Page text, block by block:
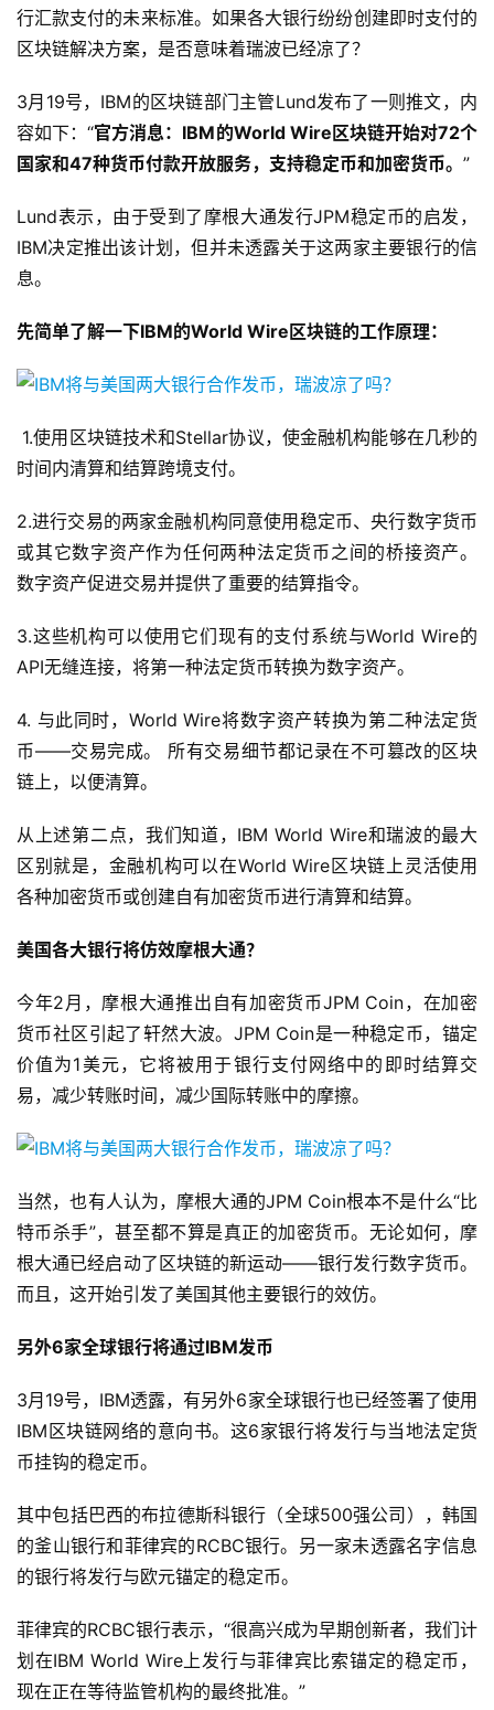
行汇款支付的未来标准。如果各大银行纷纷创建即时支付的
区块链解决方案，是否意味着瑞波已经凉了？
3月19号，IBM的区块链部门主管Lund发布了一则推文，内
容如下：“官方消息：IBM的World Wire区块链开始对72个
国家和47种货币付款开放服务，支持稳定币和加密货币。 ”
Lund表示，由于受到了摩根大通发行JPM稳定币的启发，
IBM决定推出该计划，但并未透露关于这两家主要银行的信
息。
先简单了解一下IBM的World Wire区块链的工作原理：
1.使用区块链技术和Stellar协议，使金融机构能够在几秒的
时间内清算和结算跨境支付。
2.进行交易的两家金融机构同意使用稳定币、央行数字货币
或其它数字资产作为任何两种法定货币之间的桥接资产。
数字资产促进交易并提供了重要的结算指令。
3.这些机构可以使用它们现有的支付系统与World Wire的
API无缝连接，将第一种法定货币转换为数字资产。
4. 与此同时，World Wire将数字资产转换为第二种法定货
币——交易完成。 所有交易细节都记录在不可篡改的区块
链上，以便清算。
从上述第二点，我们知道，IBM World Wire和瑞波的最大
区别就是，金融机构可以在World Wire区块链上灵活使用
各种加密货币或创建自有加密货币进行清算和结算。
美国各大银行将仿效摩根大通？
今年2月，摩根大通推出自有加密货币JPM Coin，在加密
货币社区引起了轩然大波。JPM Coin是一种稳定币，锚定
价值为1美元，它将被用于银行支付网络中的即时结算交
易，减少转账时间，减少国际转账中的摩擦。
当然，也有人认为，摩根大通的JPM Coin根本不是什么“比
特币杀手”，甚至都不算是真正的加密货币。无论如何，摩
根大通已经启动了区块链的新运动——银行发行数字货币。
而且，这开始引发了美国其他主要银行的效仿。
另外6家全球银行将通过IBM发币
3月19号，IBM透露，有另外6家全球银行也已经签署了使用
IBM区块链网络的意向书。这6家银行将发行与当地法定货
币挂钩的稳定币。
其中包括巴西的布拉德斯科银行（全球500强公司），韩国
的釜山银行和菲律宾的RCBC银行。另一家未透露名字信息
的银行将发行与欧元锚定的稳定币。
菲律宾的RCBC银行表示，“很高兴成为早期创新者，我们计
划在IBM World Wire上发行与菲律宾比索锚定的稳定币，
现在正在等待监管机构的最终批准。”